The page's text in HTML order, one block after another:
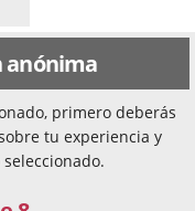
anónima
primero deberás
tu experiencia y